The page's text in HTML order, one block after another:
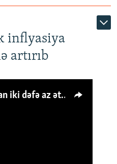
inflyasiya
artırıb
Azərbaycanlı avropalıdan iki dəfə az ət yeyir, amma... 'Qiymət artımı qaçılmazdır'